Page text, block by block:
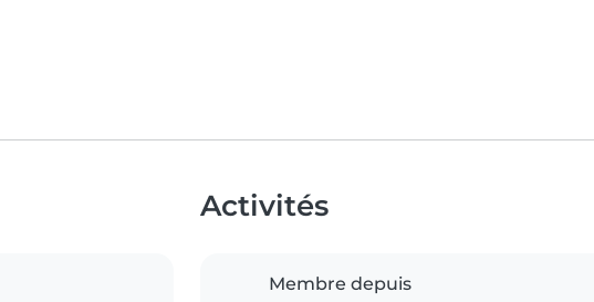
Activités
Membre depuis